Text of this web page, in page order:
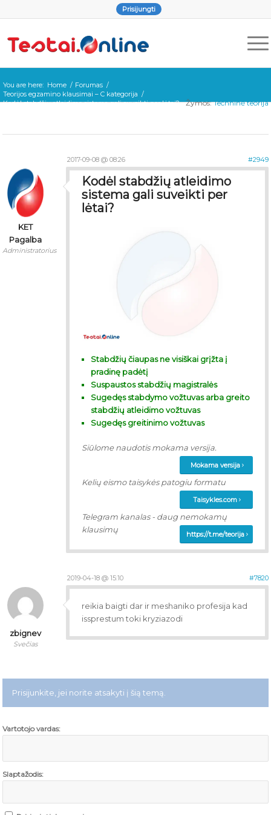
Prisijungti
You are here: Home / Forumas /
Teorijos egzamino klausimai – C kategorija /
Kodėl stabdžių atleidimo sistema gali suveikti per lėtai?
Žymos:Techninė teorija
2017-09-08 @ 08:26 #2949
KET
Pagalba
Administratorius
Kodėl stabdžių atleidimo
sistema gali suveikti per
lėtai?
Stabdžių čiaupas ne visiškai grįžta į
pradinę padėtį
Suspaustos stabdžių magistralės
Sugedęs stabdymo vožtuvas arba greito
stabdžių atleidimo vožtuvas
Sugedęs greitinimo vožtuvas
Siūlome naudotis mokama versija.
Mokama versija
Kelių eismo taisykės patogiu formatu
Taisykles.com
Telegram kanalas - daug nemokamų
klausimų
https://t.me/teorija
2019-04-18 @ 15:10 #7820
zbignev
Svečias
reikia baigti dar ir meshaniko profesija kad
issprestum toki kryziazodi
Prisijunkite, jei norite atsakyti į šią temą.
Vartotojo vardas:
Slaptažodis: